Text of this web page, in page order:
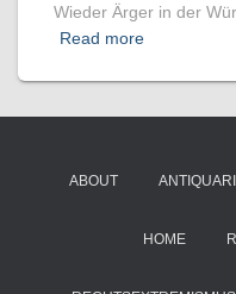
Wieder Ärger in der
Read more
ABOUT
HOME